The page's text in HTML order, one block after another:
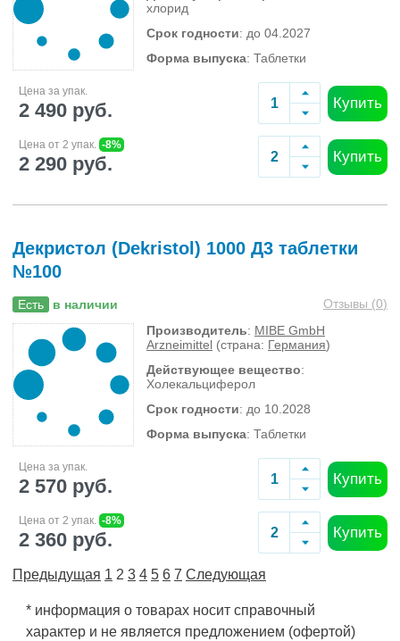
хлорид
Срок годности: до 04.2027
Форма выпуска: Таблетки
Цена за упак.
2 490 руб. Купить
Цена от 2 упак. -8%
2 290 руб. Купить
Декристол (Dekristol) 1000 Д3 таблетки
№100
Есть в наличии Отзывы (0)
Производитель: MIBE GmbH
Arzneimittel (страна: Германия)
Действующее вещество:
Холекальциферол
Срок годности: до 10.2028
Форма выпуска: Таблетки
Цена за упак.
2 570 руб. Купить
Цена от 2 упак. -8%
2 360 руб. Купить
Предыдущая 1 2 3 4 5 6 7 Следующая
* информация о товарах носит справочный
характер и не является предложением (офертой)